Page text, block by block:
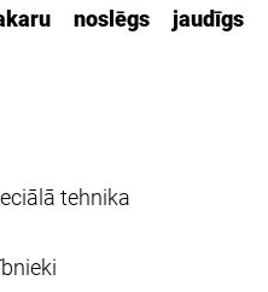
noslēgs jaudīgs
tehnika